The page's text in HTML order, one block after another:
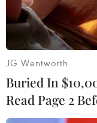
JG Wentworth
Buried In
Read Page 2